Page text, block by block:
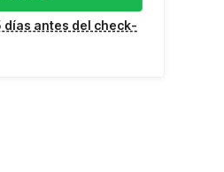
antes del check-